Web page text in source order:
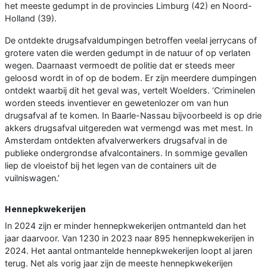
het meeste gedumpt in de provincies Limburg (42) en Noord-
Holland (39).
De ontdekte drugsafvaldumpingen betroffen veelal jerrycans of
grotere vaten die werden gedumpt in de natuur of op verlaten
wegen. Daarnaast vermoedt de politie dat er steeds meer
geloosd wordt in of op de bodem. Er zijn meerdere dumpingen
ontdekt waarbij dit het geval was, vertelt Woelders. ‘Criminelen
worden steeds inventiever en gewetenlozer om van hun
drugsafval af te komen. In Baarle-Nassau bijvoorbeeld is op drie
akkers drugsafval uitgereden wat vermengd was met mest. In
Amsterdam ontdekten afvalverwerkers drugsafval in de
publieke ondergrondse afvalcontainers. In sommige gevallen
liep de vloeistof bij het legen van de containers uit de
vuilniswagen.’
Hennepkwekerijen
In 2024 zijn er minder hennepkwekerijen ontmanteld dan het
jaar daarvoor. Van 1230 in 2023 naar 895 hennepkwekerijen in
2024. Het aantal ontmantelde hennepkwekerijen loopt al jaren
terug. Net als vorig jaar zijn de meeste hennepkwekerijen